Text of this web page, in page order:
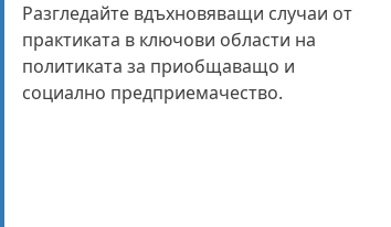
Разгледайте вдъхновяващи случаи от
практиката в ключови области на
политиката за приобщаващо и
социално предприемачество.